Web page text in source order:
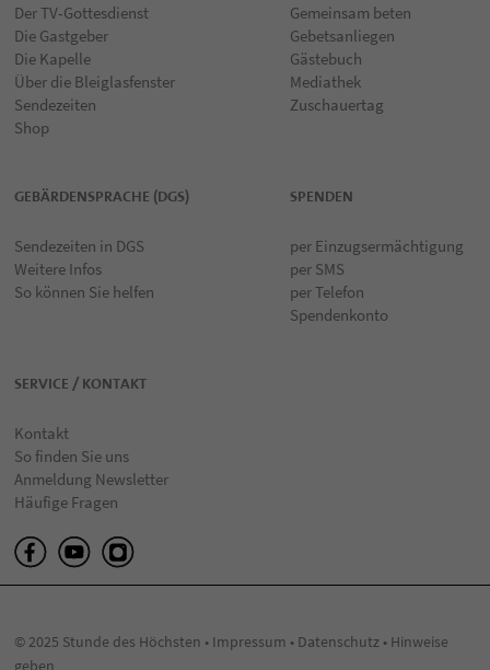
Der TV-Gottesdienst
Die Gastgeber
Die Kapelle
Über die Bleiglasfenster
Sendezeiten
Shop
Gemeinsam beten
Gebetsanliegen
Gästebuch
Mediathek
Zuschauertag
GEBÄRDENSPRACHE (DGS)
Sendezeiten in DGS
Weitere Infos
So können Sie helfen
SPENDEN
per Einzugsermächtigung
per SMS
per Telefon
Spendenkonto
SERVICE / KONTAKT
Kontakt
So finden Sie uns
Anmeldung Newsletter
Häufige Fragen
© 2025 Stunde des Höchsten • Impressum • Datenschutz • Hinweise
geben